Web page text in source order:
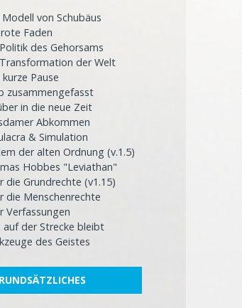
Modell von Schubäus
Faden
des Gehorsams
der Welt
kurze Pause
zusammengefasst
in die neue Zeit
Abkommen
& Simulation
der alten Ordnung (v.1.5)
Hobbes "Leviathan"
die Grundrechte (v1.15)
die Menschenrechte
Verfassungen
auf der Strecke bleibt
des Geistes